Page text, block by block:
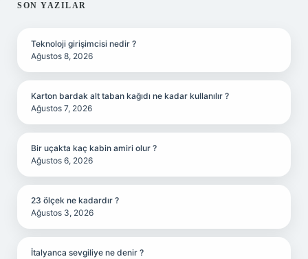
SIDEBAR
SON YAZILAR
Teknoloji girişimcisi nedir ?
Ağustos 8, 2026
Karton bardak alt taban kağıdı ne kadar kullanılır ?
Ağustos 7, 2026
Bir uçakta kaç kabin amiri olur ?
Ağustos 6, 2026
23 ölçek ne kadardır ?
Ağustos 3, 2026
İtalyanca sevgiliye ne denir ?